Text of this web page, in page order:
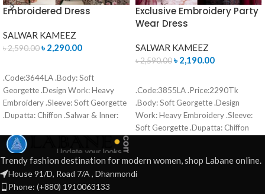
Embroidered Dress
SALWAR KAMEEZ
৳2,590.00৳ 2,290.00
.Code:3644LA .Body: Soft
Georgette .Design Work: Heavy
Embroidery .Sleeve: Soft Georgette
.Dupatta: Chiffon .Salwar & Inner:
Made in Bangladesh Call for order :
01771006910 01631493054
Exclusive Embroidery Party
Wear Dress
SALWAR KAMEEZ
৳2,590.00৳ 2,190.00
.Code:3855LA .Price:2290Tk
.Body: Soft Georgette .Design
Work: Heavy Embroidery .Sleeve:
Soft Georgette .Dupatta: Chiffon
Call for order : 01771006910
01631493054
Trendy fashion destination for modern women, shop Labane online.
House 91/D, Road 7/A , Dhanmondi
Phone: (+880) 1910063133